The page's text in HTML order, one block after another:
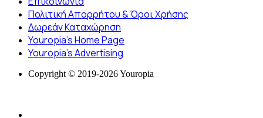
Πολιτική Απορρήτου & Όροι Χρήσης
Δωρεάν Καταχώρηση
Youropia’s Home Page
Youropia’s Advertising
Copyright © 2019-2026 Youropia